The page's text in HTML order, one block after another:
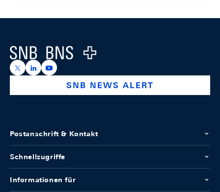
Logo
https://x.com/snb_bns
https://ch.linkedin.com/company/swiss-national-
https://www.youtube.com/@swissnationalbank
SNB NEWS ALERT
Postanschrift & Kontakt
Schnellzugriffe
Informationen für